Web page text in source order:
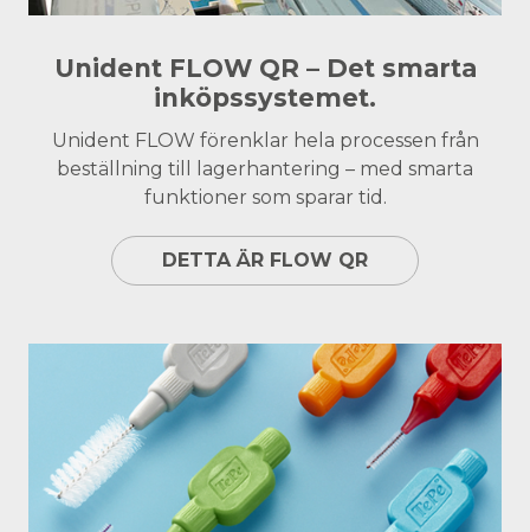
Unident FLOW QR – Det smarta
inköpssystemet.
Unident FLOW förenklar hela processen från
beställning till lagerhantering – med smarta
funktioner som sparar tid.
DETTA ÄR FLOW QR